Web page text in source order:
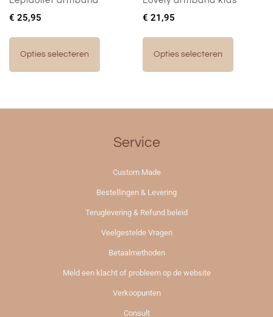
€ 25,95
Opties selecteren
€ 21,95
Opties selecteren
Service
Custom Made
Bestellingen & Levering
Teruglevering & Refund beleid
Veelgestelde Vragen
Betaalmethoden
Meld een klacht of probleem op de website
Verkoopunten
Consult